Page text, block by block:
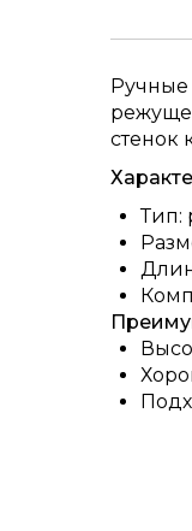
Ручные
стенок
Тип: